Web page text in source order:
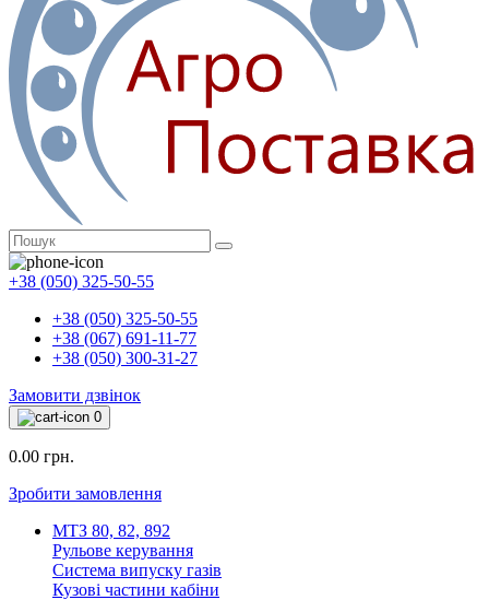
+38 (050) 325-50-55
+38 (050) 325-50-55
+38 (067) 691-11-77
+38 (050) 300-31-27
Замовити дзвінок
0
0.00 грн.
Зробити замовлення
МТЗ 80, 82, 892
Рульове керування
Система випуску газів
Кузові частини кабіни